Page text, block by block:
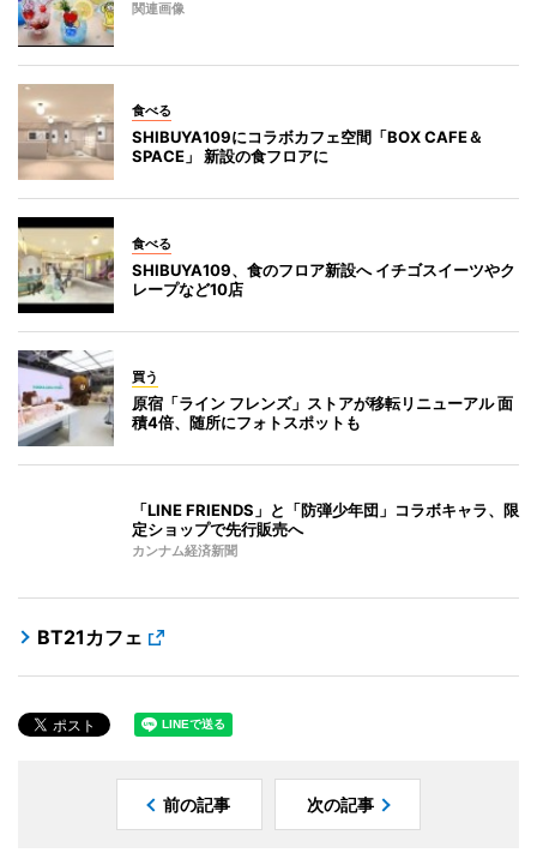
関連画像
食べる
SHIBUYA109にコラボカフェ空間「BOX CAFE＆
SPACE」 新設の食フロアに
食べる
SHIBUYA109、食のフロア新設へ イチゴスイーツやク
レープなど10店
買う
原宿「ライン フレンズ」ストアが移転リニューアル 面
積4倍、随所にフォトスポットも
「LINE FRIENDS」と「防弾少年団」コラボキャラ、限
定ショップで先行販売へ
カンナム経済新聞
BT21カフェ
前の記事 次の記事